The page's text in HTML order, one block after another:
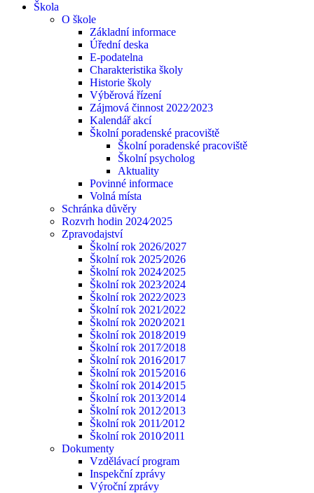
Škola
O škole
Základní informace
Úřední deska
E-podatelna
Charakteristika školy
Historie školy
Výběrová řízení
Zájmová činnost 2022⁄2023
Kalendář akcí
Školní poradenské pracoviště
Školní poradenské pracoviště
Školní psycholog
Aktuality
Povinné informace
Volná místa
Schránka důvěry
Rozvrh hodin 2024⁄2025
Zpravodajství
Školní rok 2026/2027
Školní rok 2025⁄2026
Školní rok 2024⁄2025
Školní rok 2023⁄2024
Školní rok 2022⁄2023
Školní rok 2021⁄2022
Školní rok 2020⁄2021
Školní rok 2018⁄2019
Školní rok 2017⁄2018
Školní rok 2016⁄2017
Školní rok 2015⁄2016
Školní rok 2014⁄2015
Školní rok 2013⁄2014
Školní rok 2012⁄2013
Školní rok 2011⁄2012
Školní rok 2010⁄2011
Dokumenty
Vzdělávací program
Inspekční zprávy
Výroční zprávy